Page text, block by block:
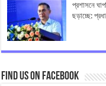
প্রশাসনে
ছড়াচ্ছে:
Find us on Facebook